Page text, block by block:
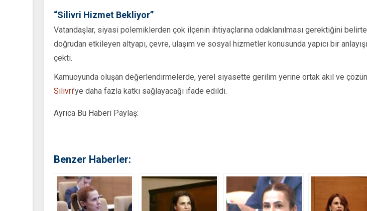
“Silivri Hizmet Bekliyor”
Vatandaşlar, siyasi polemiklerden çok ilçenin ihtiyaçlarına odaklanılması gerektiğini
doğrudan etkileyen altyapı, çevre, ulaşım ve sosyal hizmetler konusunda yapıcı bir
çekti.
Kamuoyunda oluşan değerlendirmelerde, yerel siyasette gerilim yerine ortak akıl ve çözüm
Silivri’ye daha fazla katkı sağlayacağı ifade edildi.
Ayrıca Bu Haberi Paylaş:
Benzer Haberler: